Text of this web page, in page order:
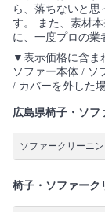
ら、落ちないと思
す。 また、素材
に、一度プロの業
▼表示価格に含ま
ソファー本体 / ソ
/ カバーを外した
広島県椅子・ソフ
ソファークリーニ
椅子・ソファーク